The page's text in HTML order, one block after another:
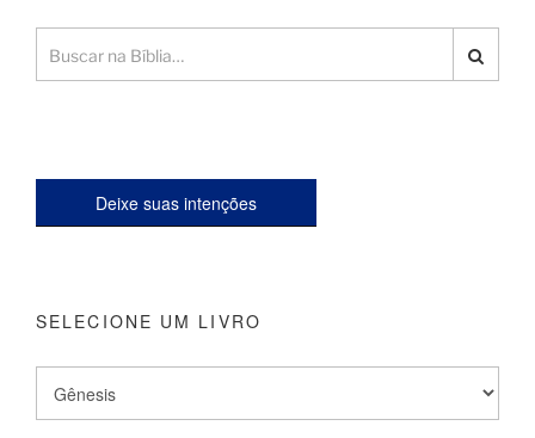
Deixe suas intenções
SELECIONE UM LIVRO